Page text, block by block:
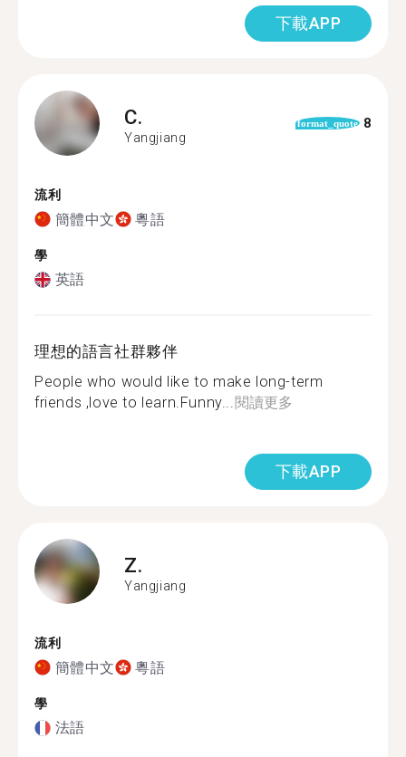
下載APP
C.
Yangjiang
format_quote 8
流利
簡體中文 粵語
學
英語
理想的語言社群夥伴
People who would like to make long-term
friends ,love to learn.Funny...閱讀更多
下載APP
Z.
Yangjiang
流利
簡體中文 粵語
學
法語